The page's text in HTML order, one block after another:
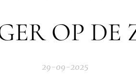
OP DE
29-09-2025